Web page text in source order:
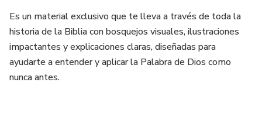
Es un material exclusivo que te lleva a través de toda la
historia de la Biblia con bosquejos visuales, ilustraciones
impactantes y explicaciones claras, diseñadas para
ayudarte a entender y aplicar la Palabra de Dios como
nunca antes.